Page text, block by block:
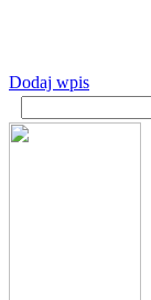
Dodaj wpis